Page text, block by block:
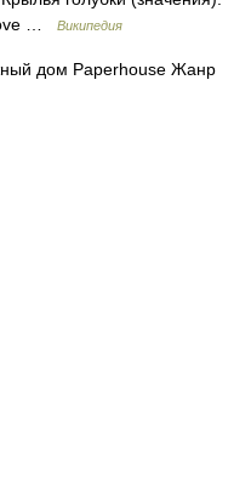
…
Википедия
дом Paperhouse Жанр